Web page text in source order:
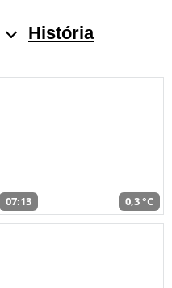
História
07:13 0,3 °C